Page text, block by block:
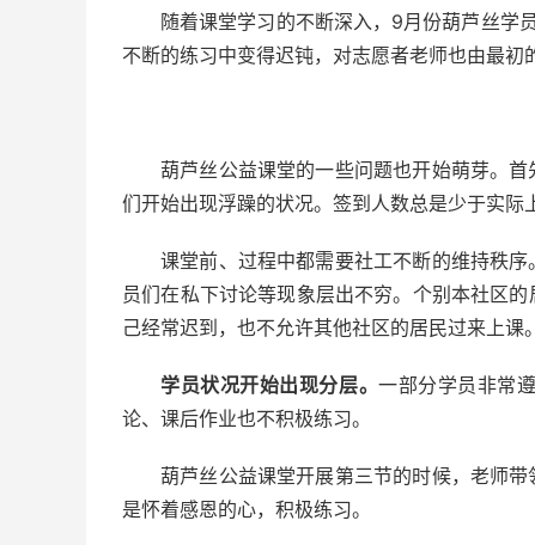
随着课堂学习的不断深入，9月份葫芦丝学
不断的练习中变得迟钝，对志愿者老师也由最初
葫芦丝公益课堂的一些问题也开始萌芽。
们开始出现浮躁的状况。签到人数总是少于实际
课堂前、过程中都需要社工不断的维持秩
员们在私下讨论等现象层出不穷。个别本社区
己经常迟到，也不允许其他社区的居民过来上课。
学员状况开始出现分层。一部分学员非常
论、课后作业也不积极练习。
葫芦丝公益课堂开展第三节的时候，老师
是怀着感恩的心，积极练习。